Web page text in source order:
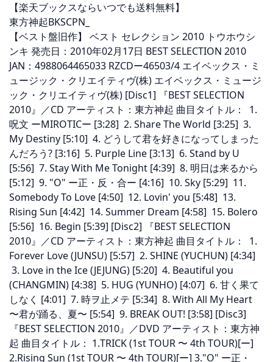
【楽天ブックスならいつでも送料無料】
東方神起BKSCPN_
【ベスト盤旧作】 ベスト セレクション 2010 トウホウシ
ンキ 発売日：2010年02月17日 BEST SELECTION 2010
JAN：4988064465033 RZCDー46503/4 エイベックス・ミ
ュージック・クリエイティヴ(株) エイベックス・ミュージ
ック・クリエイティヴ(株) [Disc1] 『BEST SELECTION
2010』／CD アーティスト：東方神起 曲目タイトル： 1.
呪文 ーMIROTICー [3:28] 2. Share The World [3:25] 3.
My Destiny [5:10] 4. どうして君を好きになってしまった
んだろう? [3:16] 5. Purple Line [3:13] 6. Stand by U
[5:56] 7. Stay With Me Tonight [4:39] 8. 明日は来るから
[5:12] 9. "O" ー正・反・合ー [4:16] 10. Sky [5:29] 11.
Somebody To Love [4:50] 12. Lovin' you [5:48] 13.
Rising Sun [4:42] 14. Summer Dream [4:58] 15. Bolero
[5:56] 16. Begin [5:39] [Disc2] 『BEST SELECTION
2010』／CD アーティスト：東方神起 曲目タイトル： 1.
Forever Love (JUNSU) [5:57] 2. SHINE (YUCHUN) [4:34]
3. Love in the Ice (JEJUNG) [5:20] 4. Beautiful you
(CHANGMIN) [4:38] 5. HUG (YUNHO) [4:07] 6. 甘く果て
しなく [4:01] 7. 時ヲ止メテ [5:34] 8. With All My Heart
〜君が踊る、夏〜 [5:54] 9. BREAK OUT! [3:58] [Disc3]
『BEST SELECTION 2010』／DVD アーティスト：東方神
起 曲目タイトル： 1.TRICK(1st TOUR 〜 4th TOUR)[ー]
2.Rising Sun (1st TOUR 〜 4th TOUR)[ー] 3."O" ー正・